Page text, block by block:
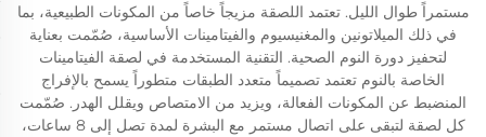
مستمراً طوال الليل. تعتمد اللصقة مزيجاً خاصاً من المكونات الطبيعية، بما
في ذلك الميلاتونين والمغنيسيوم والفيتامينات الأساسية، صُمّمت بعناية
لتحفيز دورة النوم الصحية. التقنية المستخدمة في لصقة الفيتامينات
الخاصة بالنوم تعتمد تصميماً متعدد الطبقات متطوراً يسمح بالإفراج
المنضبط عن المكونات الفعالة، ويزيد من الامتصاص ويقلل الهدر. صُمّمت
كل لصقة لتبقى على اتصال مستمر مع البشرة لمدة تصل إلى 8 ساعات،